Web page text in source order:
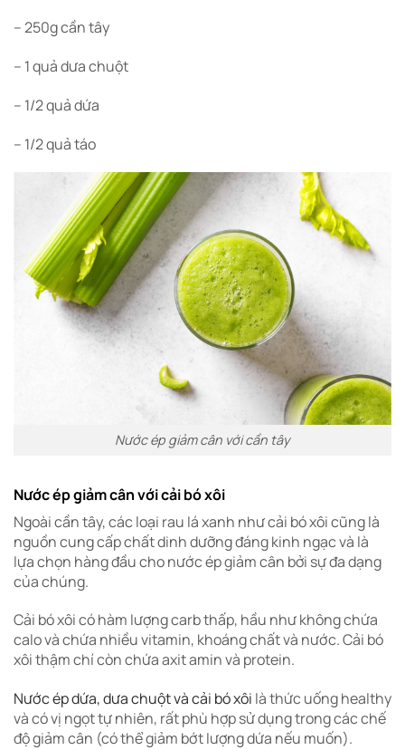
– 250g cần tây
– 1 quả dưa chuột
– 1/2 quả dứa
– 1/2 quả táo
Nước ép giảm cân với cần tây
Nước ép giảm cân với cải bó xôi
Ngoài cần tây, các loại rau lá xanh như cải bó xôi cũng là
nguồn cung cấp chất dinh dưỡng đáng kinh ngạc và là
lựa chọn hàng đầu cho nước ép giảm cân bởi sự đa dạng
của chúng.
Cải bó xôi có hàm lượng carb thấp, hầu như không chứa
calo và chứa nhiều vitamin, khoáng chất và nước. Cải bó
xôi thậm chí còn chứa axit amin và protein.
Nước ép dứa, dưa chuột và cải bó xôi là thức uống healthy
và có vị ngọt tự nhiên, rất phù hợp sử dụng trong các chế
độ giảm cân (có thể giảm bớt lượng dứa nếu muốn).